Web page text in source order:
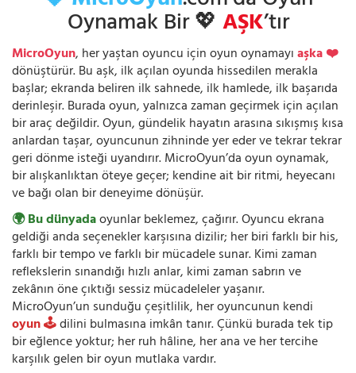
Oynamak Bir 💖AŞK’tır
MicroOyun, her yaştan oyuncu için oyun oynamayıaşka ❤️
dönüştürür. Bu aşk, ilk açılan oyunda hissedilen merakla
başlar; ekranda beliren ilk sahnede, ilk hamlede, ilk başarıda
derinleşir. Burada oyun, yalnızca zaman geçirmek için açılan
bir araç değildir. Oyun, gündelik hayatın arasına sıkışmış kısa
anlardan taşar, oyuncunun zihninde yer eder ve tekrar tekrar
geri dönme isteği uyandırır. MicroOyun’da oyun oynamak,
bir alışkanlıktan öteye geçer; kendine ait bir ritmi, heyecanı
ve bağı olan bir deneyime dönüşür.
🌍 Bu dünyadaoyunlar beklemez, çağırır. Oyuncu ekrana
geldiği anda seçenekler karşısına dizilir; her biri farklı bir his,
farklı bir tempo ve farklı bir mücadele sunar. Kimi zaman
reflekslerin sınandığı hızlı anlar, kimi zaman sabrın ve
zekânın öne çıktığı sessiz mücadeleler yaşanır.
MicroOyun’un sunduğu çeşitlilik, her oyuncunun kendi
oyun 🕹️dilini bulmasına imkân tanır. Çünkü burada tek tip
bir eğlence yoktur; her ruh hâline, her ana ve her tercihe
karşılık gelen bir oyun mutlaka vardır.